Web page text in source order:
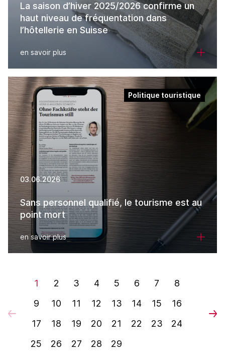
La saison d’hiver 2025/2026 confirme un
haut niveau de fréquentation dans
l’hôtellerie en Suisse
en savoir plus
Politique touristique
03.06.2026
Sans personnel qualifié, le tourisme est au
point mort
en savoir plus
1 2 3 4 5 6 7
8
9
10 11 12 13 14 15
16
17
18 19 20 21 22 23
24
25
26 27 28 29